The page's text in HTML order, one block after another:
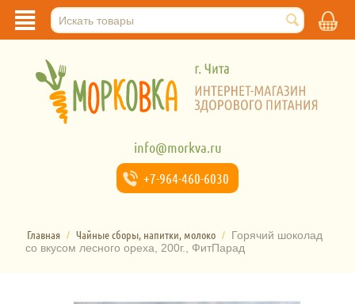
info@morkva.ru
+7-964-460-6030
Главная / Чайные сборы, напитки, молоко / Горячий шоколад
со вкусом лесного ореха, 200г., ФитПарад